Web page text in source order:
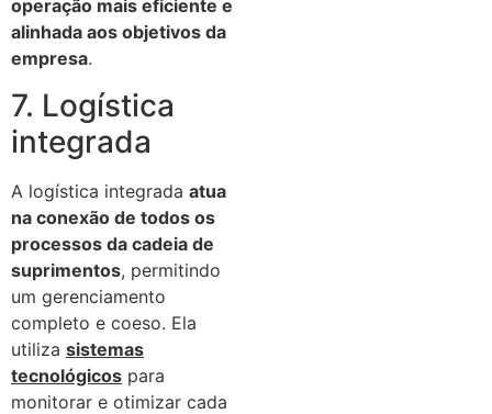
operação mais eficiente e
alinhada aos objetivos da
empresa.
7. Logística
integrada
A logística integrada atua
na conexão de todos os
processos da cadeia de
suprimentos, permitindo
um gerenciamento
completo e coeso. Ela
utiliza sistemas
tecnológicos para
monitorar e otimizar cada